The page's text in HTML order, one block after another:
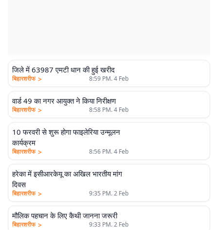
जिले में 63987 एमटी धान की हुई खरीद
बिहारशरीफ > 8:59 PM. 4 Feb
वार्ड 49 का नगर आयुक्त ने किया निरीक्षण
बिहारशरीफ > 8:58 PM. 4 Feb
10 फरवरी से शुरू होगा फाइलेरिया उन्मूलन
कार्यक्रम
बिहारशरीफ > 8:56 PM. 4 Feb
हरेका में इसीआरकेयू का अखिल भारतीय मांग
दिवस
बिहारशरीफ > 9:35 PM. 2 Feb
मौलिक पहचान के लिए कैथी जानना जरूरी
बिहारशरीफ > 9:33 PM. 2 Feb